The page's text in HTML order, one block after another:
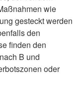
wie
gesteckt werden
den
finden den
B und
oder